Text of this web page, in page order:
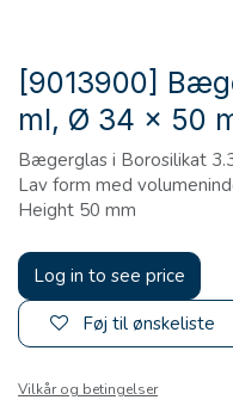
[9013900]
ml, Ø 34 x 50
Bægerglas i Borosilikat
Lav form med
Height 50 mm
Log in to see price
Føj til ønskeliste
Vilkår og betingelser